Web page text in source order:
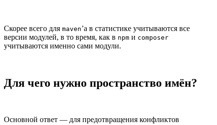
Скорее всего для maven’а в статистике учитываются все
версии модулей, в то время, как в npm и composer
учитываются именно сами модули.
Для чего нужно пространство имён?
Основной ответ — для предотвращения конфликтов